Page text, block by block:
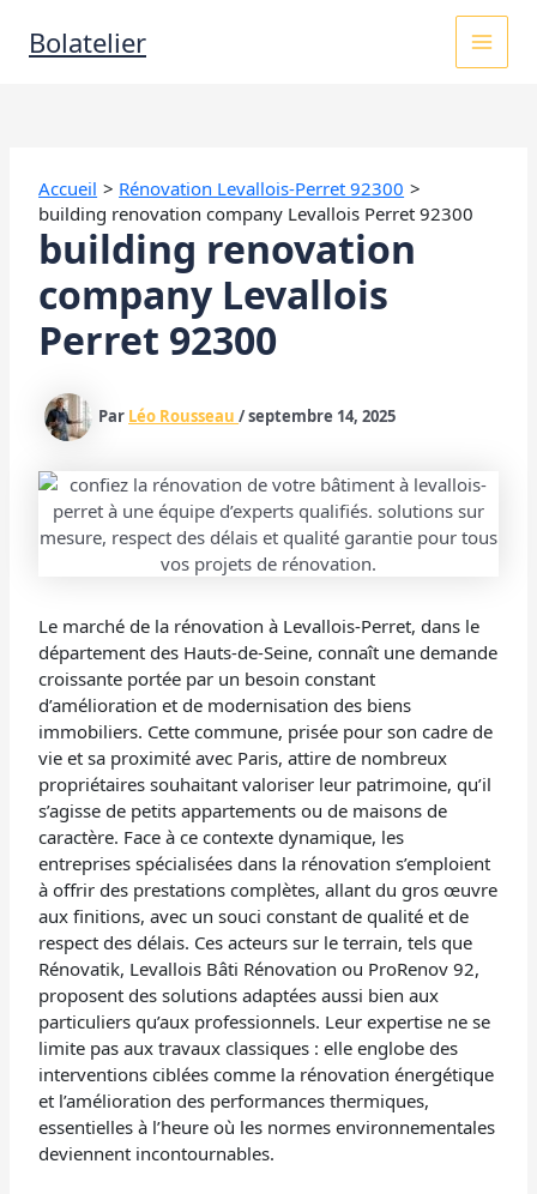
contenu
Bolatelier
MAIN
Accueil
Rénovation Levallois-Perret 92300
building renovation company Levallois Perret 92300
building renovation
company Levallois
Perret 92300
Par Léo Rousseau/septembre 14, 2025
Le marché de la rénovation à Levallois-Perret, dans le
département des Hauts-de-Seine, connaît une demande
croissante portée par un besoin constant
d’amélioration et de modernisation des biens
immobiliers. Cette commune, prisée pour son cadre de
vie et sa proximité avec Paris, attire de nombreux
propriétaires souhaitant valoriser leur patrimoine, qu’il
s’agisse de petits appartements ou de maisons de
caractère. Face à ce contexte dynamique, les
entreprises spécialisées dans la rénovation s’emploient
à offrir des prestations complètes, allant du gros œuvre
aux finitions, avec un souci constant de qualité et de
respect des délais. Ces acteurs sur le terrain, tels que
Rénovatik, Levallois Bâti Rénovation ou ProRenov 92,
proposent des solutions adaptées aussi bien aux
particuliers qu’aux professionnels. Leur expertise ne se
limite pas aux travaux classiques : elle englobe des
interventions ciblées comme la rénovation énergétique
et l’amélioration des performances thermiques,
essentielles à l’heure où les normes environnementales
deviennent incontournables.